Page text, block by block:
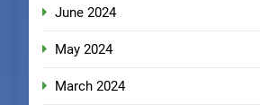
June 2024
May 2024
March 2024